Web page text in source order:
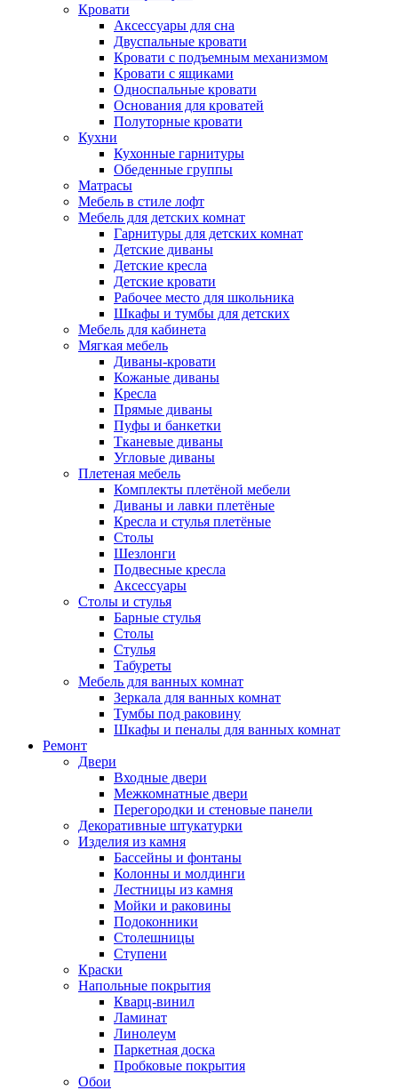
Кровати
Аксессуары для сна
Двуспальные кровати
Кровати с подъемным механизмом
Кровати с ящиками
Односпальные кровати
Основания для кроватей
Полуторные кровати
Кухни
Кухонные гарнитуры
Обеденные группы
Матрасы
Мебель в стиле лофт
Мебель для детских комнат
Гарнитуры для детских комнат
Детские диваны
Детские кресла
Детские кровати
Рабочее место для школьника
Шкафы и тумбы для детских
Мебель для кабинета
Мягкая мебель
Диваны-кровати
Кожаные диваны
Кресла
Прямые диваны
Пуфы и банкетки
Тканевые диваны
Угловые диваны
Плетеная мебель
Комплекты плетёной мебели
Диваны и лавки плетёные
Кресла и стулья плетёные
Столы
Шезлонги
Подвесные кресла
Аксессуары
Столы и стулья
Барные стулья
Столы
Стулья
Табуреты
Мебель для ванных комнат
Зеркала для ванных комнат
Тумбы под раковину
Шкафы и пеналы для ванных комнат
Ремонт
Двери
Входные двери
Межкомнатные двери
Перегородки и стеновые панели
Декоративные штукатурки
Изделия из камня
Бассейны и фонтаны
Колонны и молдинги
Лестницы из камня
Мойки и раковины
Подоконники
Столешницы
Ступени
Краски
Напольные покрытия
Кварц-винил
Ламинат
Линолеум
Паркетная доска
Пробковые покрытия
Обои